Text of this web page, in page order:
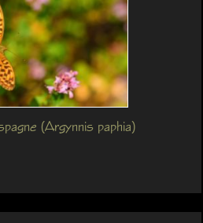
(Argynnis paphia)